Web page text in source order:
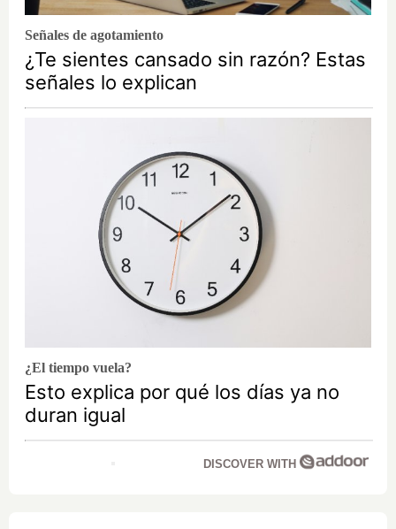
Señales de agotamiento
¿Te sientes cansado sin razón? Estas
señales lo explican
¿El tiempo vuela?
Esto explica por qué los días ya no
duran igual
DISCOVER WITH